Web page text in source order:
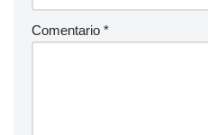
Comentario *